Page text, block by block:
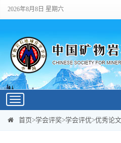
2026年8月8日 星期六
Toggle
navigation
首页>学会评奖>学会评优>优秀论